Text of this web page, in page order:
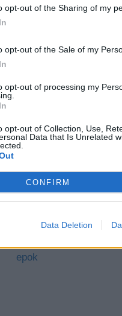
opt-out of the Sharing of my
opt-out of the Sale of my
opt-out of processing my
opt-out of Collection, Use,
Data that Is Unrelated
CONFIRM
Data Deletion
Nudesy – co to znaczy?
Pytania jawne matura
odpowiedzi
epok